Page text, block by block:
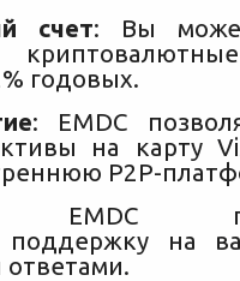
счет: Вы
годовых.
: EMDC
на карту
P2P-
поддержку на